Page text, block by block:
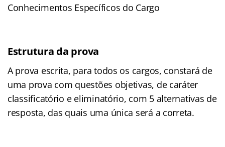
Conhecimentos Específicos do Cargo
Estrutura da prova
A prova escrita, para todos os cargos, constará de
uma prova com questões objetivas, de caráter
classificatório e eliminatório, com 5 alternativas de
resposta, das quais uma única será a correta.